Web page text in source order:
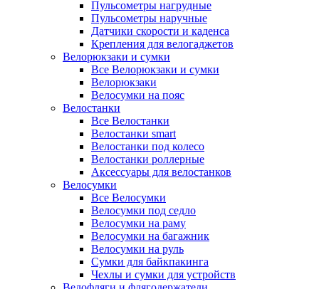
Пульсометры нагрудные
Пульсометры наручные
Датчики скорости и каденса
Крепления для велогаджетов
Велорюкзаки и сумки
Все Велорюкзаки и сумки
Велорюкзаки
Велосумки на пояс
Велостанки
Все Велостанки
Велостанки smart
Велостанки под колесо
Велостанки роллерные
Аксессуары для велостанков
Велосумки
Все Велосумки
Велосумки под седло
Велосумки на раму
Велосумки на багажник
Велосумки на руль
Сумки для байкпакинга
Чехлы и сумки для устройств